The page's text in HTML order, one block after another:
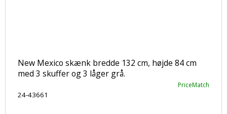
New Mexico skænk bredde 132 cm, højde 84 cm
med 3 skuffer og 3 låger grå.
PriceMatch
24-43661